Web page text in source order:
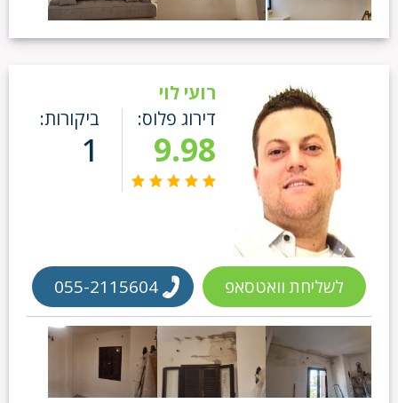
רועי לוי
דירוג פלוס:
9.98
ביקורות:
1
לשליחת וואטסאפ 055-2115604